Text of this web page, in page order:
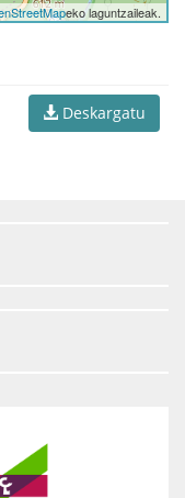
eko laguntzaileak.
Deskargatu